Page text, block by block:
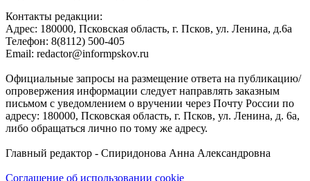
Контакты редакции:
Адреc: 180000, Псковская область, г. Псков, ул. Ленина, д.6а
Телефон: 8(8112) 500-405
Email: redactor@informpskov.ru
Официальные запросы на размещение ответа на публикацию/
опровержения информации следует направлять заказным
письмом с уведомлением о вручении через Почту России по
адресу: 180000, Псковская область, г. Псков, ул. Ленина, д. 6а,
либо обращаться лично по тому же адресу.
Главный редактор - Спиридонова Анна Александровна
Соглашение об использовании cookie